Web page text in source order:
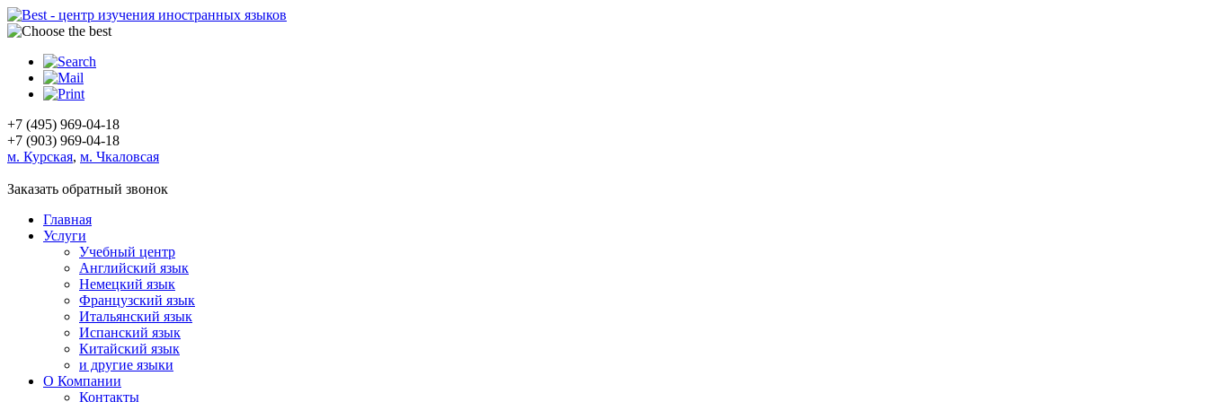
+7 (495) 969-04-18
+7 (903) 969-04-18
м. Курская, м. Чкаловсая
Заказать обратный звонок
Главная
Услуги
Учебный центр
Английский язык
Немецкий язык
Французский язык
Итальянский язык
Испанский язык
Китайский язык
и другие языки
О Компании
Контакты